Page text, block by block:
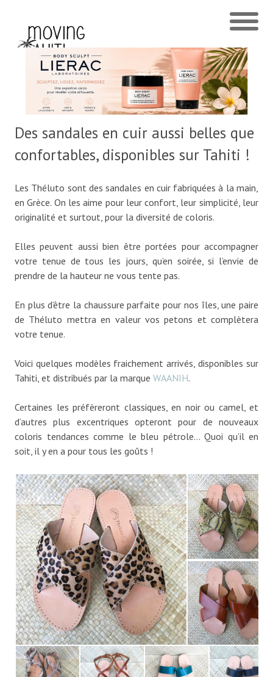
Des sandales en cuir aussi belles que
confortables, disponibles sur Tahiti !
Les Théluto sont des sandales en cuir fabriquées à la main,
en Grèce. On les aime pour leur confort, leur simplicité, leur
originalité et surtout, pour la diversité de coloris.
Elles peuvent aussi bien être portées pour accompagner
votre tenue de tous les jours, qu’en soirée, si l’envie de
prendre de la hauteur ne vous tente pas.
En plus d’être la chaussure parfaite pour nos îles, une paire
de Théluto mettra en valeur vos petons et complètera
votre tenue.
Voici quelques modèles fraichement arrivés, disponibles sur
Tahiti, et distribués par la marque WAANIH.
Certaines les préfèreront classiques, en noir ou camel, et
d’autres plus excentriques opteront pour de nouveaux
coloris tendances comme le bleu pétrole… Quoi qu’il en
soit, il y en a pour tous les goûts !